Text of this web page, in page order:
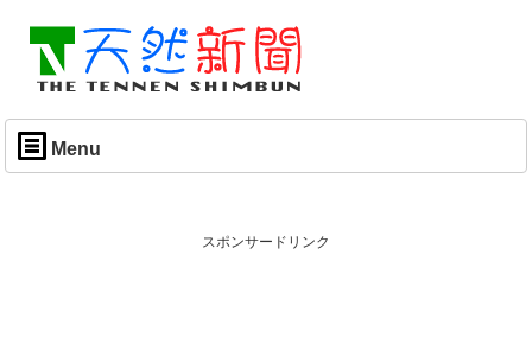
Menu
スポンサードリンク